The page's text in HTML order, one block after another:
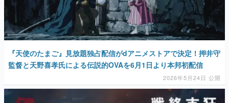
なんでゲームは面白い？
ゲーム開発者・hamatsu氏がゲームの魅力を画面や操作の
具体的な形から解き明かしていく、硬派で骨太な評論連載
です。
ゲームが変えた日本語
「経験値」「裏技」「ラスボス」… ゲームにまつわる言葉
の起源や用法の変遷を、コンピューター文化史研究家・タ
イニーP氏が徹底調査。
カテゴリ
『天使のたまご』見放題独占配信がdアニメストアで決定！押井守
監督と天野喜孝氏による伝説的OVAを6月1日より本邦初配信
2026年5月24日 公開